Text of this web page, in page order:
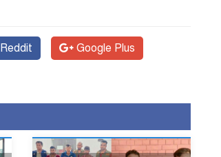
Reddit Google Plus